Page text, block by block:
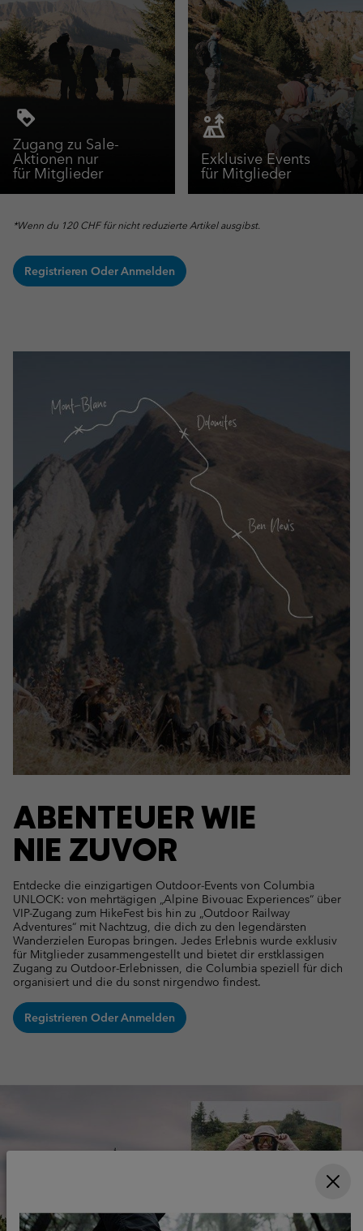
Zugang zu Sale-
Aktionen nur
für Mitglieder
Exklusive Events
für Mitglieder
*Wenn du 120 CHF für nicht reduzierte Artikel ausgibst.
Registrieren Oder Anmelden
ABENTEUER WIE
NIE ZUVOR
Entdecke die einzigartigen Outdoor-Events von Columbia
UNLOCK: von mehrtägigen „Alpine Bivouac Experiences“ über
VIP-Zugang zum HikeFest bis hin zu „Outdoor Railway
Adventures“ mit Nachtzug, die dich zu den legendärsten
Wanderzielen Europas bringen. Jedes Erlebnis wurde exklusiv
für Mitglieder zusammengestellt und bietet dir erstklassigen
Zugang zu Outdoor-Erlebnissen, die Columbia speziell für dich
organisiert und die du sonst nirgendwo findest.
Registrieren Oder Anmelden